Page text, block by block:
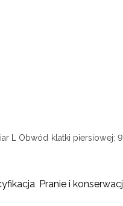
L Obwód klatki piersiowej:
Pranie i